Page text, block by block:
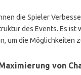
die Spieler
des Events. Es
um die Möglichkeiten
von